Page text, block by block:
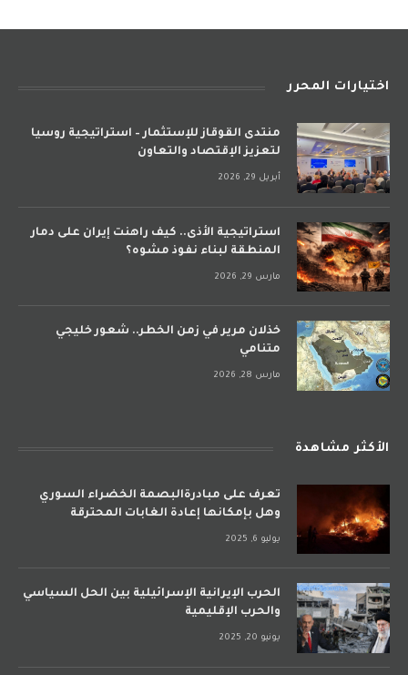
اختيارات المحرر
منتدى القوقاز للإستثمار – استراتيجية روسيا
لتعزيز الإقتصاد والتعاون
أبريل 29, 2026
استراتيجية الأذى.. كيف راهنت إيران على دمار
المنطقة لبناء نفوذ مشوه؟
مارس 29, 2026
خذلان مرير في زمن الخطر.. شعور خليجي
متنامي
مارس 28, 2026
الأكثر مشاهدة
تعرف على مبادرةالبصمة الخضراء السوري
وهل بإمكانها إعادة الغابات المحترقة
يوليو 6, 2025
الحرب الإيرانية الإسرائيلية بين الحل السياسي
والحرب الإقليمية
يونيو 20, 2025